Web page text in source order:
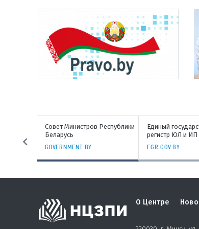
Единый государственный
регистр ЮЛ и ИП
EGR.GOV.BY
Генеральная
Республики
О Центре